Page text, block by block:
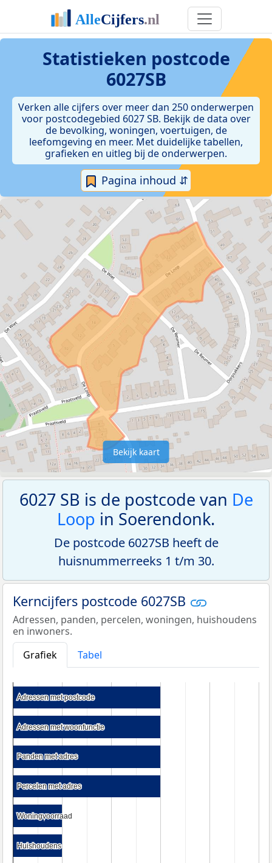
Statistieken postcode
6027SB
Verken alle cijfers over meer dan 250 onderwerpen
voor postcodegebied 6027 SB. Bekijk de data over
de bevolking, woningen, voertuigen, de
leefomgeving en meer. Met duidelijke tabellen,
grafieken en uitleg bij de onderwerpen.
Pagina inhoud ⇵
Bekijk kaart
6027 SB is de postcode van De
Loop in Soerendonk.
De postcode 6027SB heeft de
huisnummerreeks 1 t/m 30.
Kerncijfers postcode 6027SB
Adressen, panden, percelen, woningen, huishoudens
en inwoners.
Grafiek
Tabel
Adressen met postcode
Adressen met postcode
Adressen met woonfunctie
Adressen met woonfunctie
Panden met adres
Panden met adres
Percelen met adres
Percelen met adres
Woningvoorraad
Woningvoorraad
Huishoudens
Huishoudens